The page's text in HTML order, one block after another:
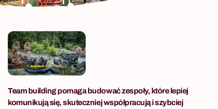
Team building pomaga budować zespoły, które lepiej
komunikują się, skuteczniej współpracują i szybciej